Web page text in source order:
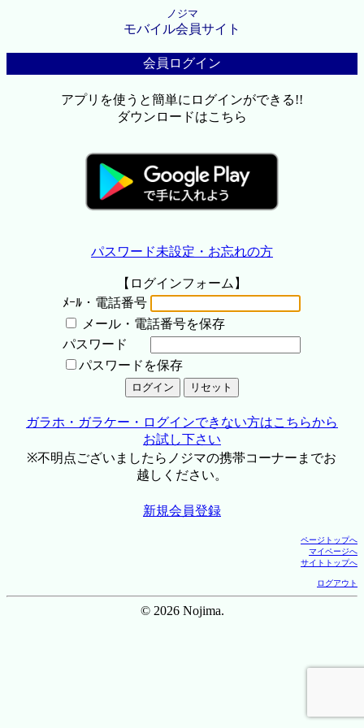
ノジマ
モバイル会員サイト
会員ログイン
アプリを使うと簡単にログインができる!!
ダウンロードはこちら
パスワード未設定・お忘れの方
【ログインフォーム】
ﾒｰﾙ・電話番号
メール・電話番号を保存
パスワード
パスワードを保存
ガラホ・ガラケー・ログインできない方はこちらから
お試し下さい
※不明点ございましたらノジマの携帯コーナーまでお
越しください。
新規会員登録
ページトップへ
マイページへ
サイトトップへ
ログアウト
© 2026 Nojima.